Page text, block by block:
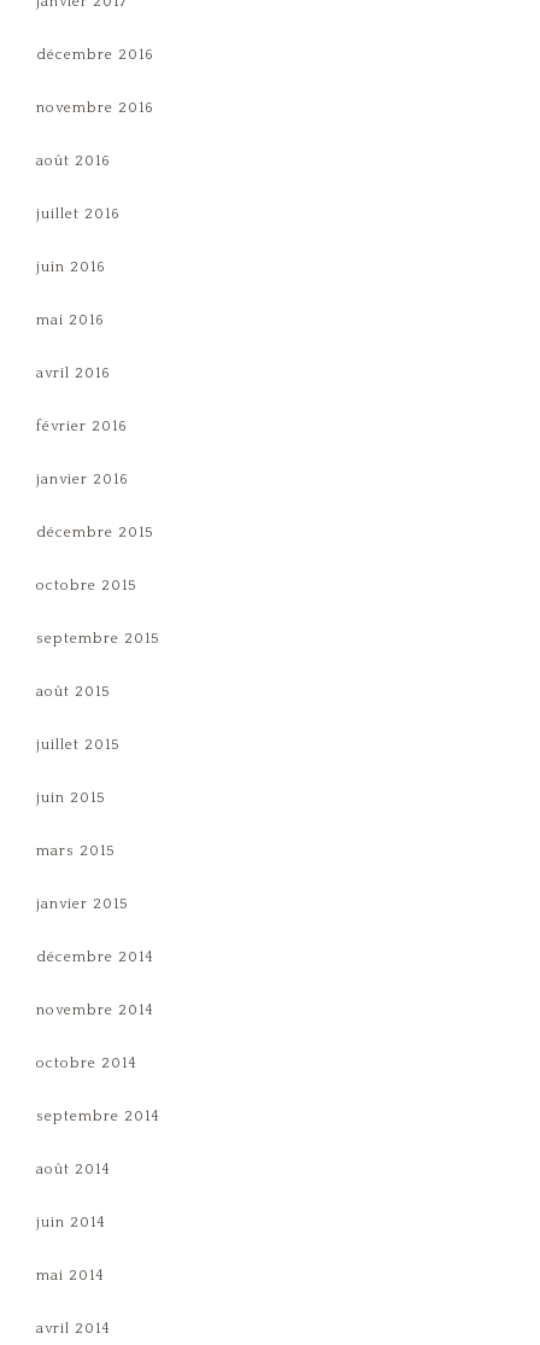
décembre 2016
novembre 2016
août 2016
juillet 2016
juin 2016
mai 2016
avril 2016
février 2016
janvier 2016
décembre 2015
octobre 2015
septembre 2015
août 2015
juillet 2015
juin 2015
mars 2015
janvier 2015
décembre 2014
novembre 2014
octobre 2014
septembre 2014
août 2014
juin 2014
mai 2014
avril 2014